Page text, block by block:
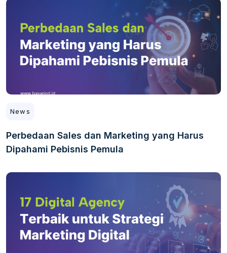
News
Perbedaan Sales dan Marketing yang Harus
Dipahami Pebisnis Pemula